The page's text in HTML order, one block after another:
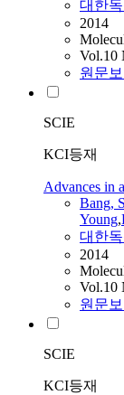
대한
2014
Vol.10
원문보
SCIE
KCI등재
Advances in
Bang,
Young,
대한
2014
Vol.10
원문보
SCIE
KCI등재